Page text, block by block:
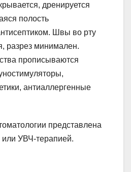
дренируется
полость
Швы во рту
разрез минимален.
прописываются
антиаллергенные
представлена
УВЧ-терапией.